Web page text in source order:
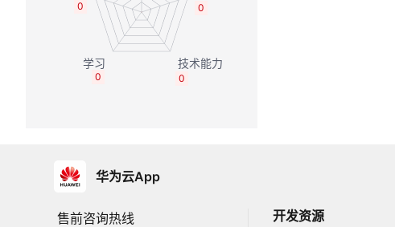
0
0
0
0
华为云App
售前咨询热线 开发资源